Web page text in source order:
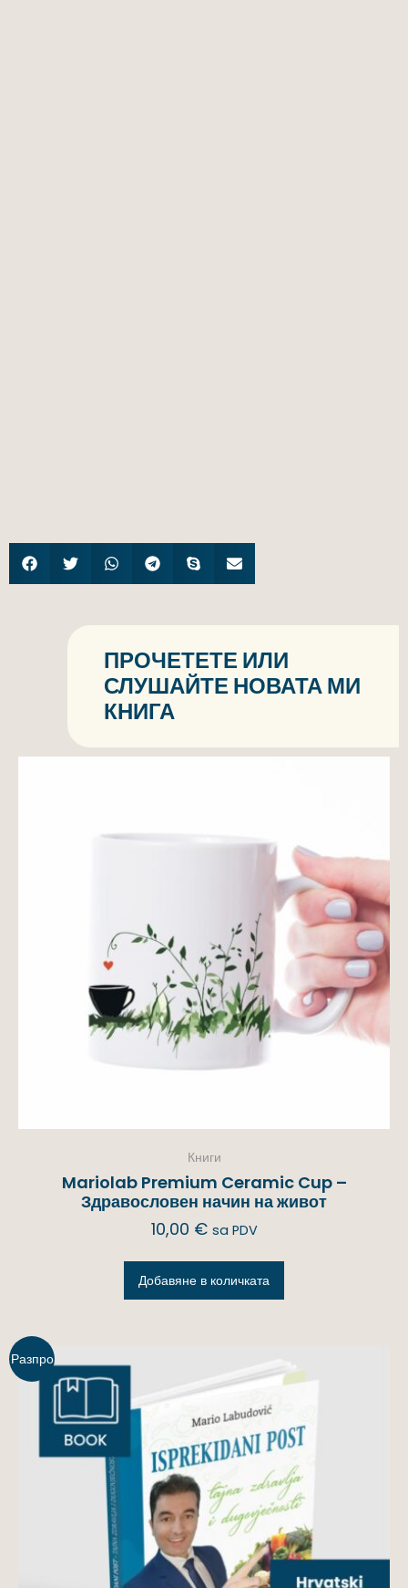
ПРОЧЕТЕТЕ ИЛИ
СЛУШАЙТЕ НОВАТА МИ
КНИГА
Книги
Mariolab Premium Ceramic Cup –
Здравословен начин на живот
10,00 € sa PDV
Добавяне в количката
Разпро